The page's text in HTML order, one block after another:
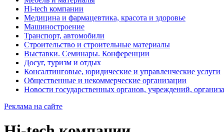
Hi-tech компании
Медицина и фармацевтика, красота и здоровье
Машиностроение
Транспорт, автомобили
Строительство и строительные материалы
Выставки. Семинары. Конференции
Досуг, туризм и отдых
Консалтинговые, юридические и управленческие услуги
Общественные и некоммерческие организации
Новости государственных органов, учреждений,
Реклама на сайте